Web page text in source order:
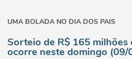
UMA BOLADA NO DIA DOS PAIS
Sorteio de R$ 165 milhões
ocorre neste domingo (09/